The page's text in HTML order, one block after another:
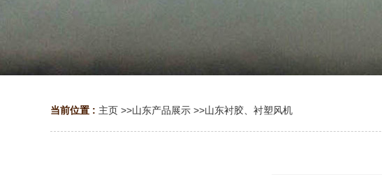
当前位置 : 主页 >>山东产品展示 >>山东衬胶、衬塑风机